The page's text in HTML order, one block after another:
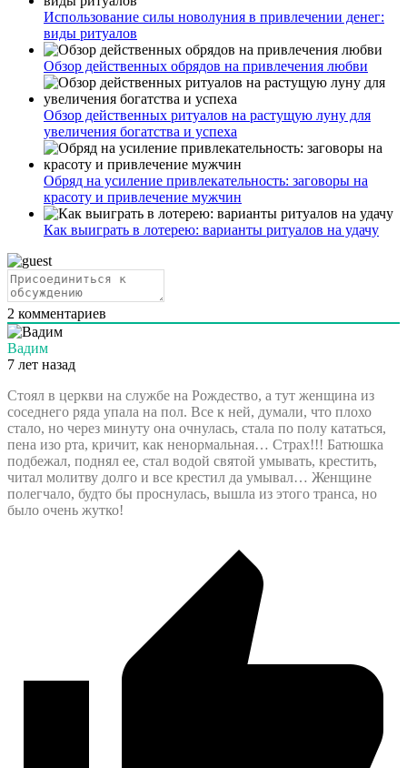
Использование силы новолуния в привлечении денег:
виды ритуалов
Обзор действенных обрядов на привлечения любви
Обзор действенных ритуалов на растущую луну для
увеличения богатства и успеха
Обряд на усиление привлекательность: заговоры на
красоту и привлечение мужчин
Как выиграть в лотерею: варианты ритуалов на удачу
2 комментариев
Вадим
7 лет назад
Стоял в церкви на службе на Рождество, а тут женщина из
соседнего ряда упала на пол. Все к ней, думали, что плохо
стало, но через минуту она очнулась, стала по полу кататься,
пена изо рта, кричит, как ненормальная… Страх!!! Батюшка
подбежал, поднял ее, стал водой святой умывать, крестить,
читал молитву долго и все крестил да умывал… Женщине
полегчало, будто бы проснулась, вышла из этого транса, но
было очень жутко!